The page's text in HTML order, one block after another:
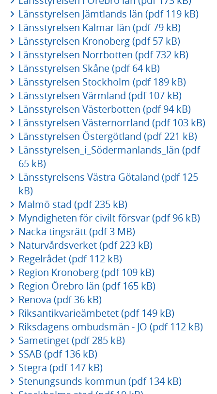
Länsstyrelsen Jämtlands län (pdf 119 kB)
Länsstyrelsen Kalmar län (pdf 79 kB)
Länsstyrelsen Kronoberg (pdf 57 kB)
Länsstyrelsen Norrbotten (pdf 732 kB)
Länsstyrelsen Skåne (pdf 64 kB)
Länsstyrelsen Stockholm (pdf 189 kB)
Länsstyrelsen Värmland (pdf 107 kB)
Länsstyrelsen Västerbotten (pdf 94 kB)
Länsstyrelsen Västernorrland (pdf 103 kB)
Länsstyrelsen Östergötland (pdf 221 kB)
Länsstyrelsen_i_Södermanlands_län (pdf
65 kB)
Länsstyrelsens Västra Götaland (pdf 125
kB)
Malmö stad (pdf 235 kB)
Myndigheten för civilt försvar (pdf 96 kB)
Nacka tingsrätt (pdf 3 MB)
Naturvårdsverket (pdf 223 kB)
Regelrådet (pdf 112 kB)
Region Kronoberg (pdf 109 kB)
Region Örebro län (pdf 165 kB)
Renova (pdf 36 kB)
Riksantikvarieämbetet (pdf 149 kB)
Riksdagens ombudsmän - JO (pdf 112 kB)
Sametinget (pdf 285 kB)
SSAB (pdf 136 kB)
Stegra (pdf 147 kB)
Stenungsunds kommun (pdf 134 kB)